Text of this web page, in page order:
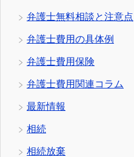
弁護士無料相談と注意点
弁護士費用の具体例
弁護士費用保険
弁護士費用関連コラム
最新情報
相続
相続放棄